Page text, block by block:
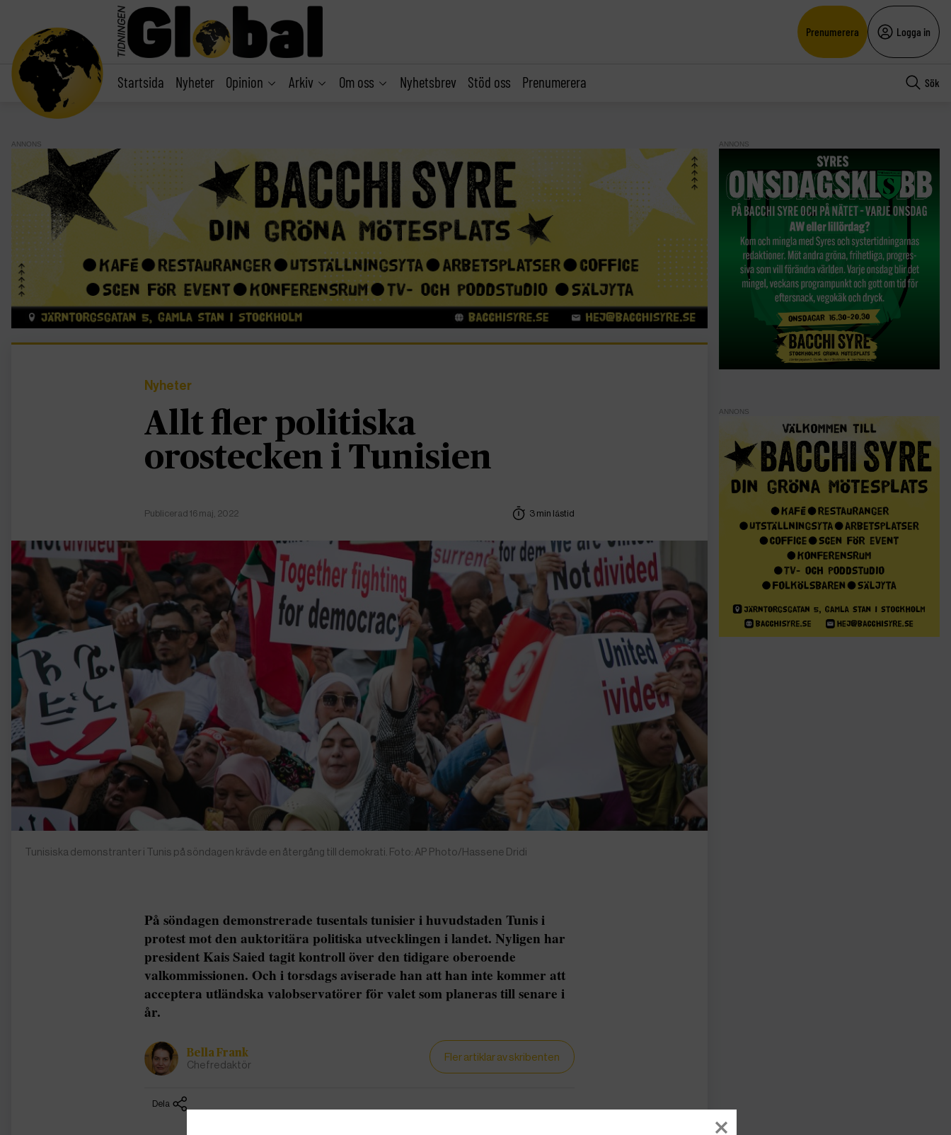
Prenumerera Logga in
Startsida Nyheter Opinion Arkiv Om oss Nyhetsbrev Stöd oss Prenumerera Sök
ANNONS
Nyheter
Allt fler politiska
orostecken i Tunisien
Publicerad 16 maj, 2022 3 min lästid
Tunisiska demonstranter i Tunis på söndagen krävde en återgång till demokrati. Foto: AP Photo/Hassene Dridi
På söndagen demonstrerade tusentals tunisier i huvudstaden Tunis i
protest mot den auktoritära politiska utvecklingen i landet. Nyligen har
president Kais Saied tagit kontroll över den tidigare oberoende
valkommissionen. Och i torsdags aviserade han att han inte kommer att
acceptera utländska valobservatörer för valet som planeras till senare i
år.
Bella Frank
Chefredaktör
Fler artiklar av skribenten
Dela
ANNONS
ANNONS